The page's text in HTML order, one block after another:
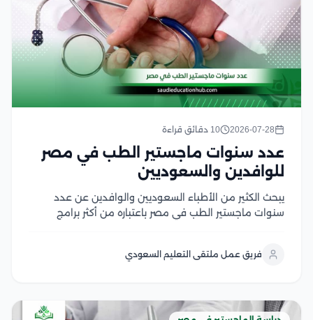
2026-07-28 10 دقائق قراءة
عدد سنوات ماجستير الطب في مصر
للوافدين والسعوديين
يبحث الكثير من الأطباء السعوديين والوافدين عن عدد
سنوات ماجستير الطب في مصر باعتباره من أكثر برامج
كما يهتم الأطباء بمعرفة مدة دراسة الماجستير في...
فريق عمل ملتقى التعليم السعودي